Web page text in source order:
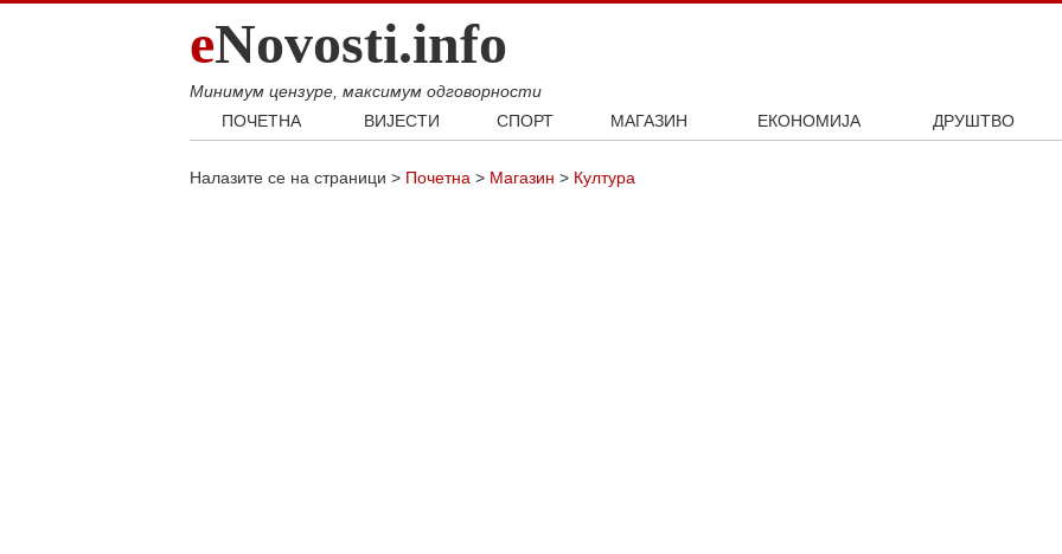
eNovosti.info
Минимум цензуре, максимум одговорности
ПОЧЕТНА
ВИЈЕСТИ
Балкан
СПОРТ
Кошарка
МАГАЗИН
Култура
ЕКОНОМИЈА
ДРУШТВО
Налазите се на страници > Почетна > Магазин > Култура